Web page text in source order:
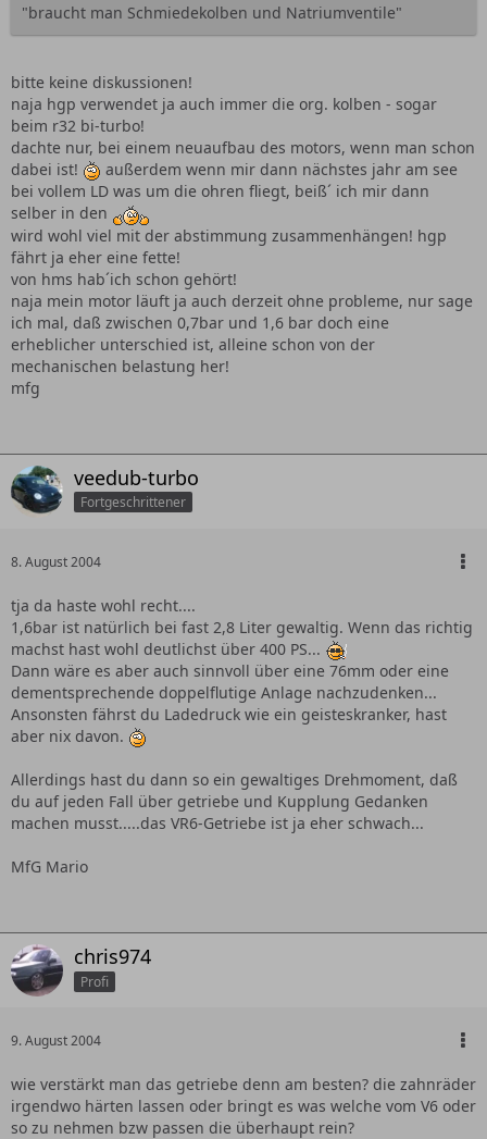
"braucht man Schmiedekolben und Natriumventile"
bitte keine diskussionen!
naja hgp verwendet ja auch immer die org. kolben - sogar
beim r32 bi-turbo!
dachte nur, bei einem neuaufbau des motors, wenn man schon
dabei ist!
außerdem wenn mir dann nächstes jahr am see
bei vollem LD was um die ohren fliegt, beiß´ ich mir dann
selber in den
wird wohl viel mit der abstimmung zusammenhängen! hgp
fährt ja eher eine fette!
von hms hab´ich schon gehört!
naja mein motor läuft ja auch derzeit ohne probleme, nur sage
ich mal, daß zwischen 0,7bar und 1,6 bar doch eine
erheblicher unterschied ist, alleine schon von der
mechanischen belastung her!
mfg
veedub-turbo
Fortgeschrittener
8. August 2004
tja da haste wohl recht....
1,6bar ist natürlich bei fast 2,8 Liter gewaltig. Wenn das richtig
machst hast wohl deutlichst über 400 PS...
Dann wäre es aber auch sinnvoll über eine 76mm oder eine
dementsprechende doppelflutige Anlage nachzudenken...
Ansonsten fährst du Ladedruck wie ein geisteskranker, hast
aber nix davon.
Allerdings hast du dann so ein gewaltiges Drehmoment, daß
du auf jeden Fall über getriebe und Kupplung Gedanken
machen musst.....das VR6-Getriebe ist ja eher schwach...
MfG Mario
chris974
Profi
9. August 2004
wie verstärkt man das getriebe denn am besten? die zahnräder
irgendwo härten lassen oder bringt es was welche vom V6 oder
so zu nehmen bzw passen die überhaupt rein?